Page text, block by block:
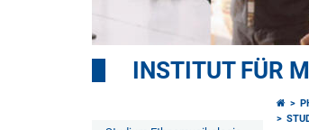
INSTITUT FÜR